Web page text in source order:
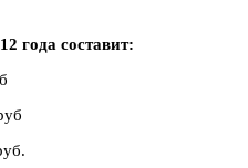
года составит: